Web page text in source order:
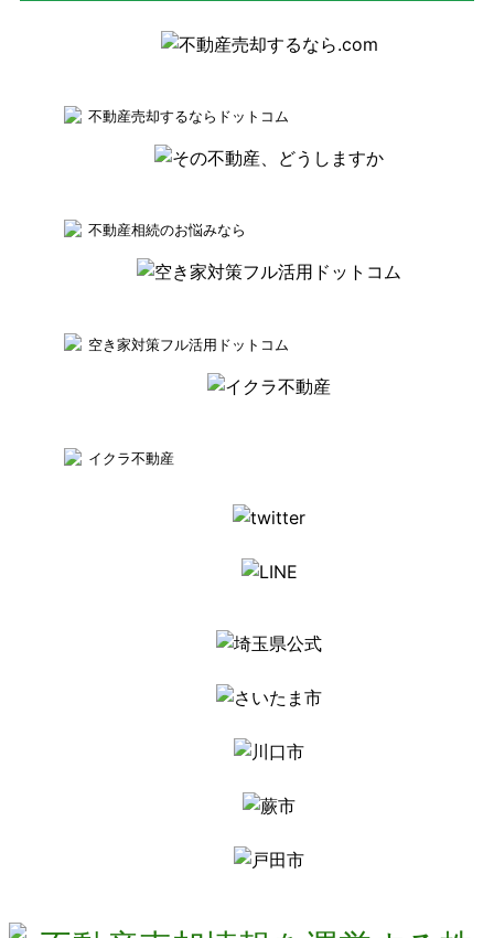
不動産売却するならドットコム
不動産相続のお悩みなら
空き家対策フル活用ドットコム
イクラ不動産